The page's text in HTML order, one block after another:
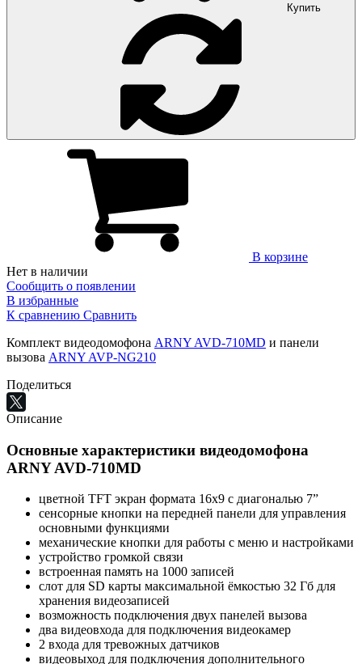
Купить
В корзине
Нет в наличии
Сообщить о появлении
В избранные
К сравнению Сравнить
Комплект видеодомофона ARNY AVD-710MD и панели
вызова ARNY AVP-NG210
Поделиться
Описание
Основные характеристики видеодомофона
ARNY AVD-710MD
цветной TFT экран формата 16х9 с диагональю 7”
сенсорные кнопки на передней панели для управления
основными функциями
механические кнопки для работы с меню и настройками
устройство громкой связи
встроенная память на 1000 записей
слот для SD карты максимальной ёмкостью 32 Гб для
хранения видеозаписей
возможность подключения двух панелей вызова
два видеовхода для подключения видеокамер
2 входа для тревожных датчиков
видеовыход для подключения дополнительного